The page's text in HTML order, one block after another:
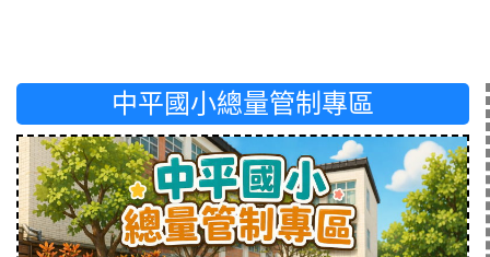
中平國小總量管制專區